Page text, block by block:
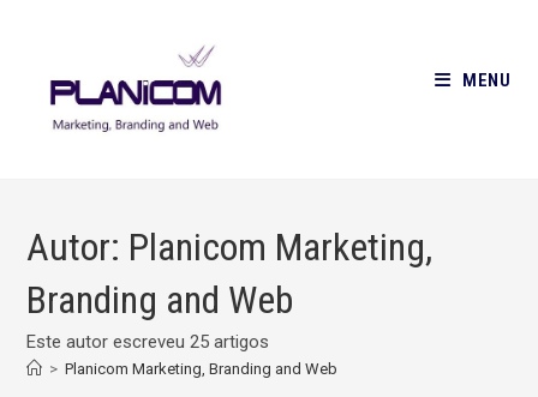
conteúdo
MENU
Autor: Planicom Marketing,
Branding and Web
Este autor escreveu 25 artigos
> Planicom Marketing, Branding and Web